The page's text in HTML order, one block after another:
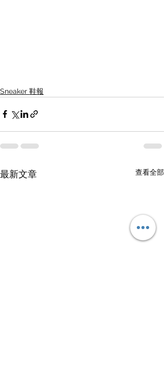
Sneaker 鞋報
最新文章 查看全部